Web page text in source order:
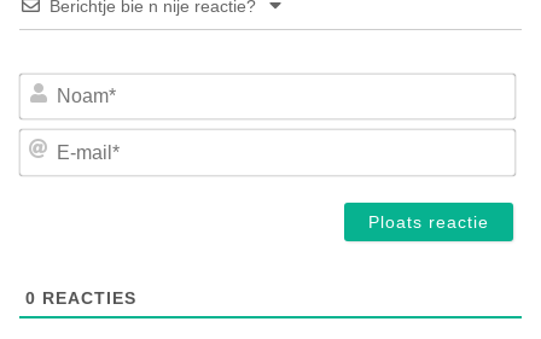
Berichtje bie n nije reactie?
E-
0 REACTIES